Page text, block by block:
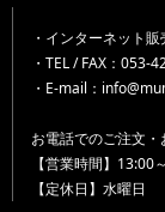
・インターネット
・TEL / FAX：053-
・E-mail：
お電話でのご注文・
【営業時間】13:00
【定休日】水曜日